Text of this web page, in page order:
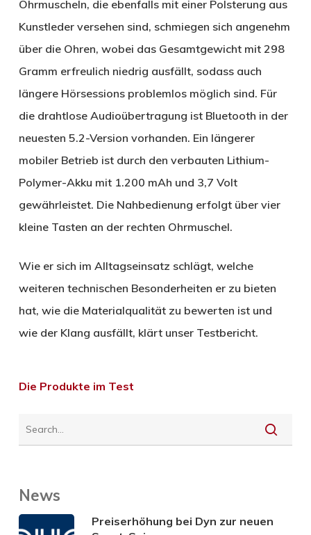
Ohrmuscheln, die ebenfalls mit einer Polsterung aus
Kunstleder versehen sind, schmiegen sich angenehm
über die Ohren, wobei das Gesamtgewicht mit 298
Gramm erfreulich niedrig ausfällt, sodass auch
längere Hörsessions problemlos möglich sind. Für
die drahtlose Audioübertragung ist Bluetooth in der
neuesten 5.2-Version vorhanden. Ein längerer
mobiler Betrieb ist durch den verbauten Lithium-
Polymer-Akku mit 1.200 mAh und 3,7 Volt
gewährleistet. Die Nahbedienung erfolgt über vier
kleine Tasten an der rechten Ohrmuschel.
Wie er sich im Alltagseinsatz schlägt, welche
weiteren technischen Besonderheiten er zu bieten
hat, wie die Materialqualität zu bewerten ist und
wie der Klang ausfällt, klärt unser Testbericht.
Die Produkte im Test
News
Preiserhöhung bei Dyn zur neuen